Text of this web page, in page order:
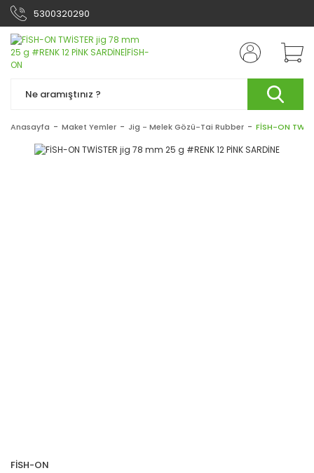
5300320290
Anasayfa Maket Yemler Jig - Melek Gözü-Tai Rubber FİSH-ON
FİSH-ON